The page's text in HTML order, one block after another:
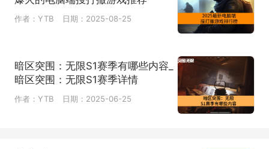
作者：YTB 日期：2025-08-25
暗区突围：无限S1赛季有哪些内容_
暗区突围：无限S1赛季详情
作者：YTB 日期：2025-06-25